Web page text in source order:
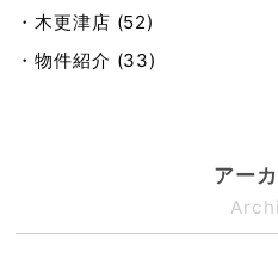
・木更津店 (52)
・物件紹介 (33)
アー